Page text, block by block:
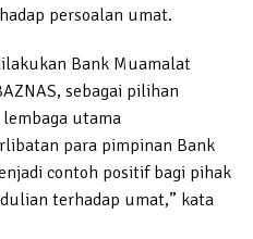
persoalan umat.
Bank Muamalat
sebagai pilihan
utama
para pimpinan Bank
contoh positif bagi pihak
terhadap umat,” kata